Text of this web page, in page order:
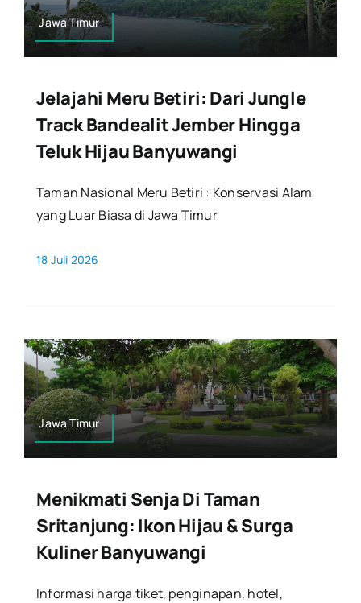
Jawa Timur
Jelajahi Meru Betiri: Dari Jungle
Track Bandealit Jember Hingga
Teluk Hijau Banyuwangi
Taman Nasional Meru Betiri : Konservasi Alam
yang Luar Biasa di Jawa Timur
18 Juli 2026
Jawa Timur
Menikmati Senja Di Taman
Sritanjung: Ikon Hijau & Surga
Kuliner Banyuwangi
Informasi harga tiket, penginapan, hotel,